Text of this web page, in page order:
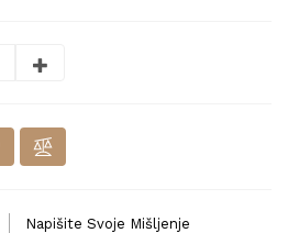
Napišite Svoje Mišljenje